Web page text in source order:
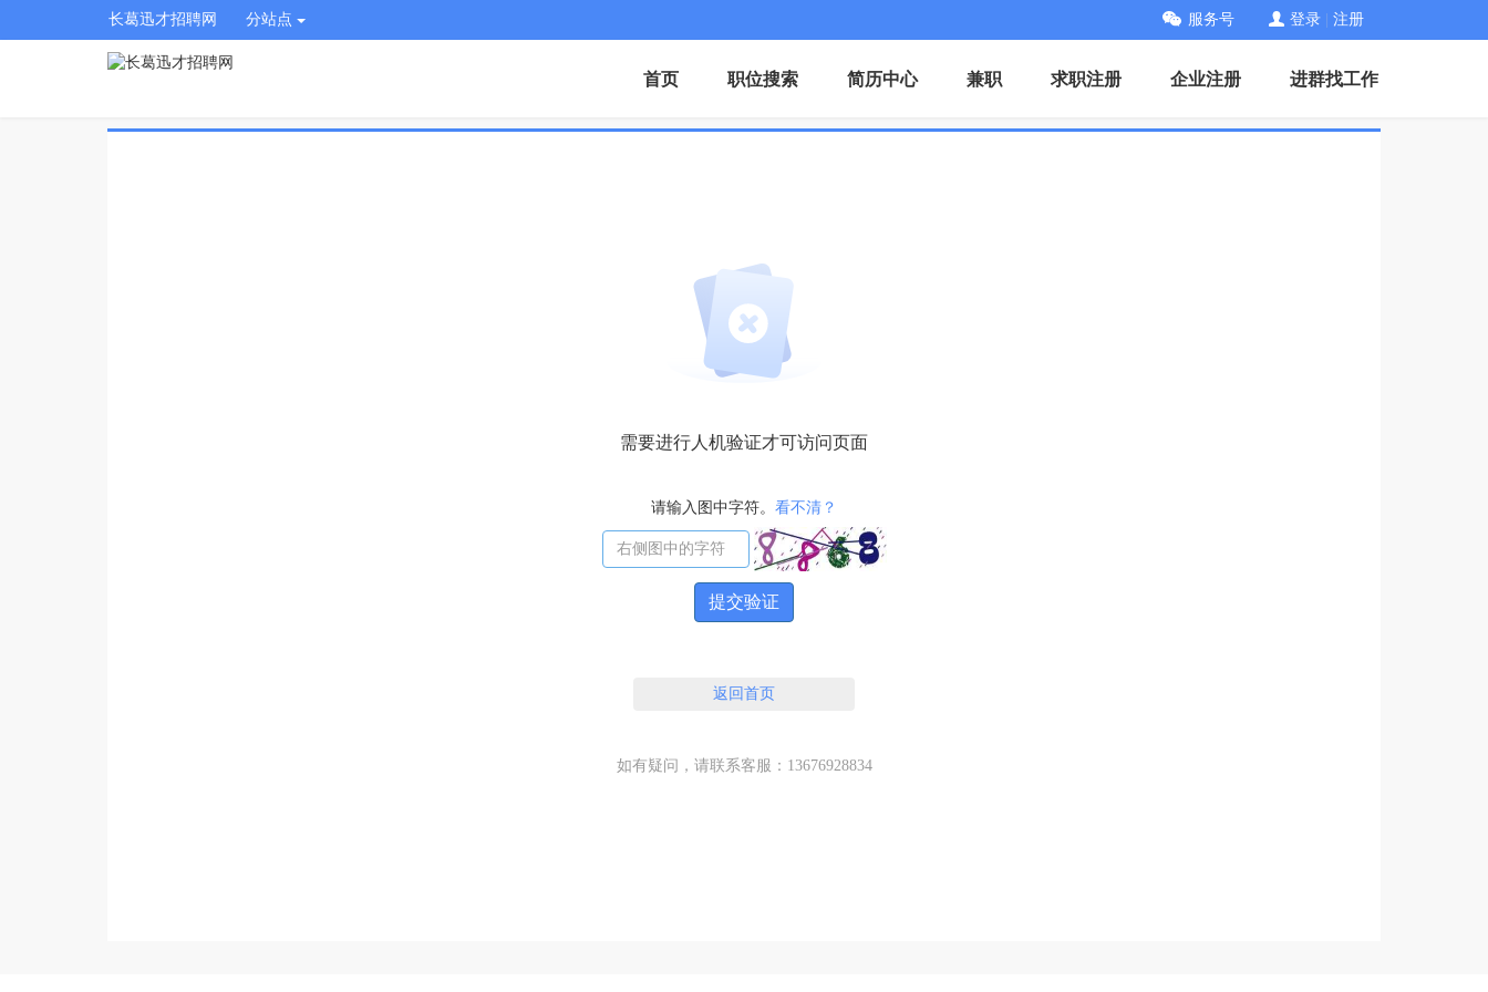
长葛迅才招聘网 分站点 服务号 登录 注册
首页 职位搜索 简历中心 兼职 求职注册 企业注册 进群找工作
需要进行人机验证才可访问页面
请输入图中字符。 看不清？
提交验证
返回首页
如有疑问，请联系客服：13676928834